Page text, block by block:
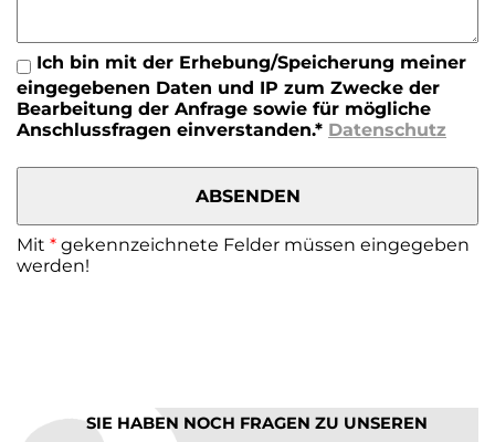
Ich bin mit der Erhebung/Speicherung meiner
eingegebenen Daten und IP zum Zwecke der
Bearbeitung der Anfrage sowie für mögliche
Anschlussfragen einverstanden.* Datenschutz
Mit * gekennzeichnete Felder müssen eingegeben
werden!
SIE HABEN NOCH FRAGEN ZU UNSEREN